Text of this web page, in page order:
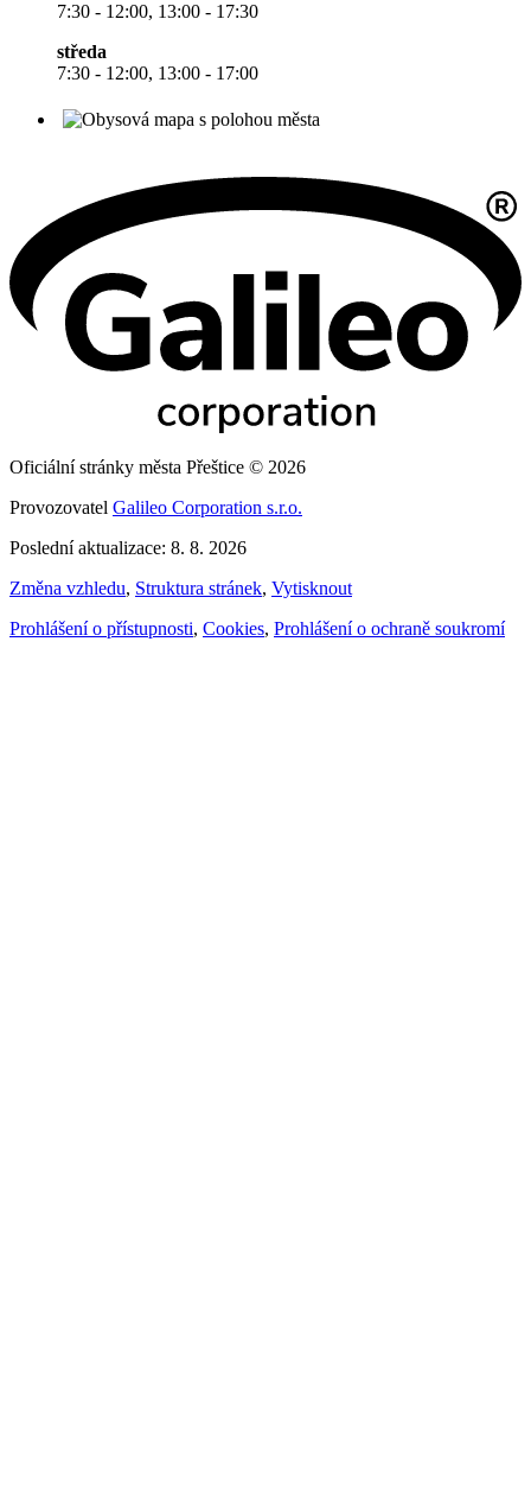
7:30 - 12:00, 13:00 - 17:30
středa
7:30 - 12:00, 13:00 - 17:00
Oficiální stránky města Přeštice © 2026
Provozovatel Galileo Corporation s.r.o.
Poslední aktualizace: 8. 8. 2026
Změna vzhledu, Struktura stránek, Vytisknout
Prohlášení o přístupnosti, Cookies, Prohlášení o ochraně soukromí